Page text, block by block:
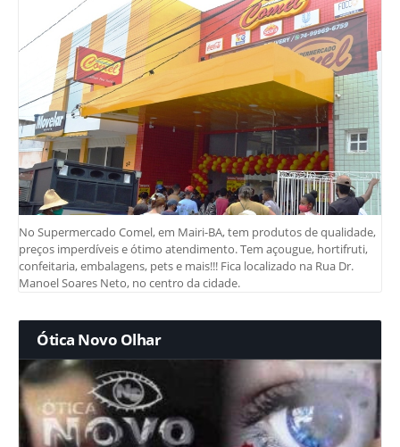
No Supermercado Comel, em Mairi-BA, tem produtos de qualidade,
preços imperdíveis e ótimo atendimento. Tem açougue, hortifruti,
confeitaria, embalagens, pets e mais!!! Fica localizado na Rua Dr.
Manoel Soares Neto, no centro da cidade.
Ótica Novo Olhar